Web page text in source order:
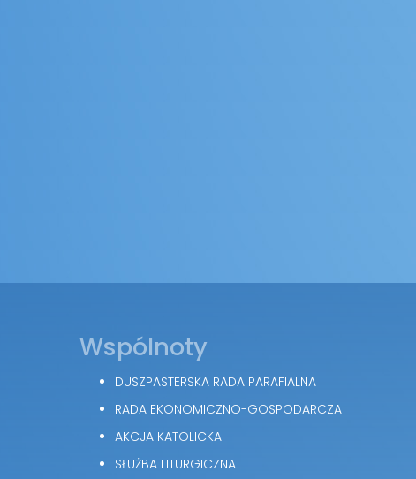
Wspólnoty
DUSZPASTERSKA RADA PARAFIALNA
RADA EKONOMICZNO-GOSPODARCZA
AKCJA KATOLICKA
SŁUŻBA LITURGICZNA